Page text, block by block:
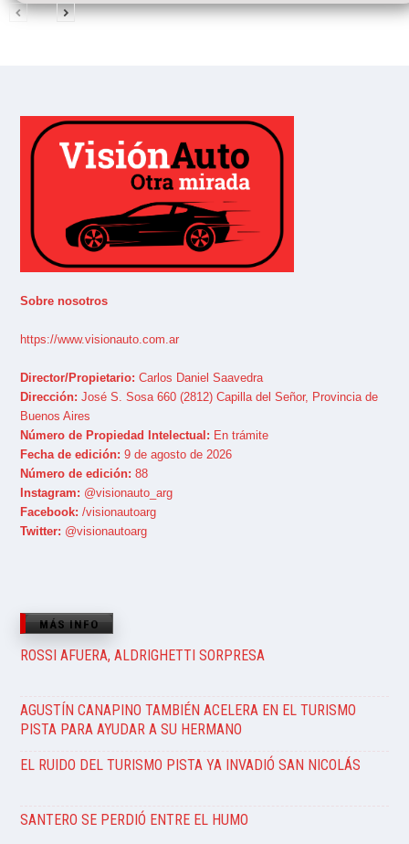
Sobre nosotros
https://www.visionauto.com.ar
Director/Propietario: Carlos Daniel Saavedra
Dirección: José S. Sosa 660 (2812) Capilla del Señor, Provincia de
Buenos Aires
Número de Propiedad Intelectual: En trámite
Fecha de edición: 9 de agosto de 2026
Número de edición: 88
Instagram: @visionauto_arg
Facebook: /visionautoarg
Twitter: @visionautoarg
MÁS INFO
ROSSI AFUERA, ALDRIGHETTI SORPRESA
AGUSTÍN CANAPINO TAMBIÉN ACELERA EN EL TURISMO
PISTA PARA AYUDAR A SU HERMANO
EL RUIDO DEL TURISMO PISTA YA INVADIÓ SAN NICOLÁS
SANTERO SE PERDIÓ ENTRE EL HUMO